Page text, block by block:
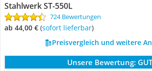
Stahlwerk ST-550L
724 Bewertungen
ab 44,00 € ( Sofort lieferbar)
Preisvergleich und weitere
Unsere Bewertung: GUT